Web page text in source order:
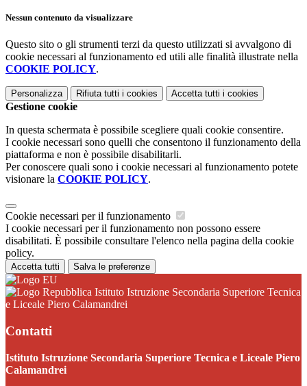
Nessun contenuto da visualizzare
Questo sito o gli strumenti terzi da questo utilizzati si avvalgono di
cookie necessari al funzionamento ed utili alle finalità illustrate nella
COOKIE POLICY.
Personalizza Rifiuta tutti i cookies Accetta tutti i cookies
Gestione cookie
In questa schermata è possibile scegliere quali cookie consentire.
I cookie necessari sono quelli che consentono il funzionamento della
piattaforma e non è possibile disabilitarli.
Per conoscere quali sono i cookie necessari al funzionamento potete
visionare la COOKIE POLICY.
Cookie necessari per il funzionamento
I cookie necessari per il funzionamento non possono essere
disabilitati. È possibile consultare l'elenco nella pagina della cookie
policy.
Accetta tutti Salva le preferenze
Istituto Istruzione Secondaria Superiore Tecnica
e Liceale Piero Calamandrei
Contatti
Istituto Istruzione Secondaria Superiore Tecnica e Liceale Piero
Calamandrei